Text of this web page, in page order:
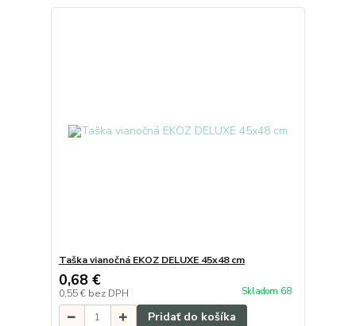
Taška vianočná EKOZ DELUXE 45x48 cm
0,68 €
0,55 € bez DPH Skladom 68
Pridať do košíka